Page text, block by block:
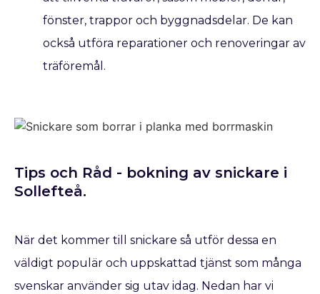
fönster, trappor och byggnadsdelar. De kan
också utföra reparationer och renoveringar av
träföremål.
Tips och Råd - bokning av snickare​ i
Sollefteå.
När det kommer till snickare så utför dessa en
väldigt populär och uppskattad tjänst som många
svenskar använder sig utav idag. Nedan har vi